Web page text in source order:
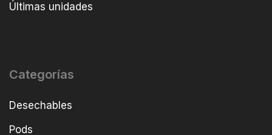
Últimas unidades
Categorías
Desechables
Pods